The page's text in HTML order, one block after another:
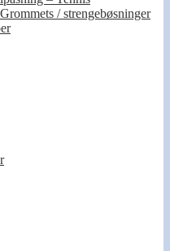
/ strengebøsninger